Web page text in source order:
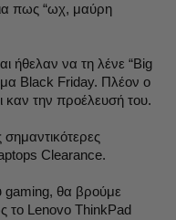
πως “ωχ, μαύρη
ήθελαν να τη λένε “Big
Black Friday. Πλέον ο
καν την προέλευσή του.
Clearance.
gaming, θα βρούμε
το Lenovo ThinkPad